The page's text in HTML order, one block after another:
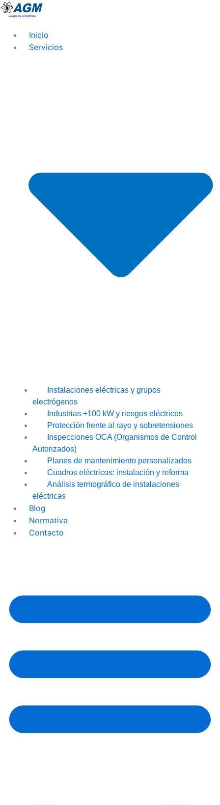
Ir
Inicio
Servicios
Instalaciones eléctricas y grupos
electrógenos
Industrias +100 kW y riesgos eléctricos
Protección frente al rayo y sobretensiones
Inspecciones OCA (Organismos de Control
Autorizados)
Planes de mantenimiento personalizados
Cuadros eléctricos: instalación y reforma
Análisis termográfico de instalaciones
eléctricas
Blog
Normativa
Contacto